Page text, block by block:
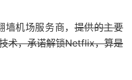
墙机场服务商，提供的主要
术，承诺解锁Netflix，算是